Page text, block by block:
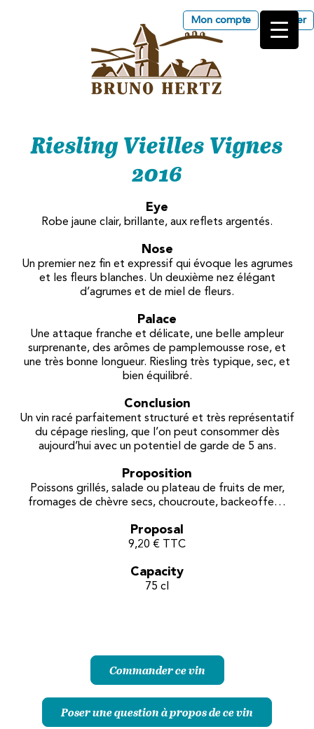
Mon compte Panier
Riesling Vieilles Vignes
2016
Eye
Robe jaune clair, brillante, aux reflets argentés.
Nose
Un premier nez fin et expressif qui évoque les agrumes
et les fleurs blanches. Un deuxième nez élégant
d’agrumes et de miel de fleurs.
Palace
Une attaque franche et délicate, une belle ampleur
surprenante, des arômes de pamplemousse rose, et
une très bonne longueur. Riesling très typique, sec, et
bien équilibré.
Conclusion
Un vin racé parfaitement structuré et très représentatif
du cépage riesling, que l’on peut consommer dès
aujourd’hui avec un potentiel de garde de 5 ans.
Proposition
Poissons grillés, salade ou plateau de fruits de mer,
fromages de chèvre secs, choucroute, backeoffe…
Proposal
9,20 € TTC
Capacity
75 cl
Commander ce vin
Poser une question à propos de ce vin